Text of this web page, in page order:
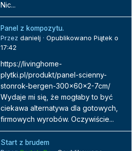
Nic...
Panel z kompozytu.
Przez danielj · Opublikowano Piątek o
17:42
https://livinghome-
plytki.pl/produkt/panel-scienny-
stonrok-bergen-300x60x2-7cm/
Wydaje mi się, że mogłaby to być
ciekawa alternatywa dla gotowych,
firmowych wyrobów. Oczywiście...
Start z brudem